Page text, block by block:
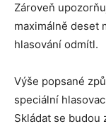
Zároveň
maximálně deset
hlasování odmítl.
Výše popsané
speciální
Skládat se